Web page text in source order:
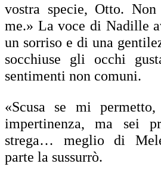
vostra specie, Otto.
me.» La voce di Nadille
un sorriso e di una
socchiuse gli occhi
sentimenti non comuni.
«Scusa se mi
impertinenza, ma sei
strega… meglio di
parte la sussurrò.